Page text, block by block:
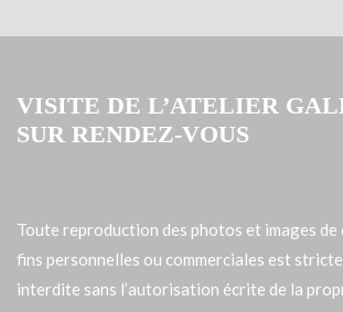
VISITE DE L’ATELIER
SUR RENDEZ-VOUS
Toute reproduction des photos et images de
fins personnelles ou commerciales est
interdite sans l’autorisation écrite de la